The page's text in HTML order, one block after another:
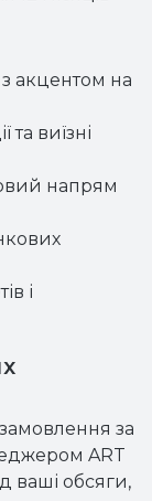
з акцентом на
та виїзні
напрям
і
за
ART
ваші обсяги,